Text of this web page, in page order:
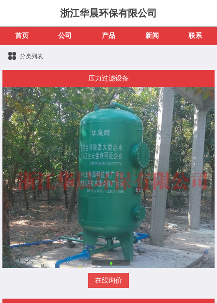
浙江华晨环保有限公司
首页 公司 产品 新闻 联系
分类列表
压力过滤设备
在线询价